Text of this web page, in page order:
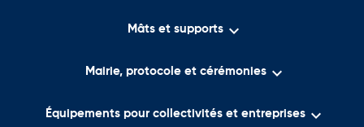
Mâts et supports 
Mairie, protocole et cérémonies 
Équipements pour collectivités et entreprises 